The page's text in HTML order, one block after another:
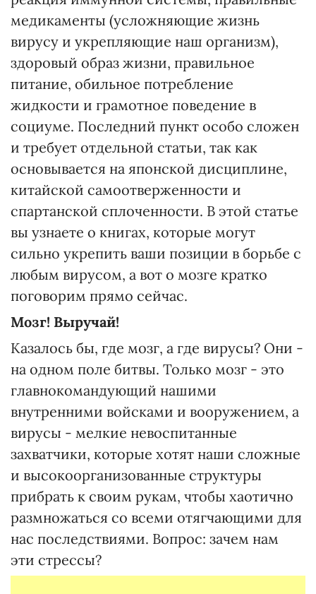
медикаменты (усложняющие жизнь
вирусу и укрепляющие наш организм),
здоровый образ жизни, правильное
питание, обильное потребление
жидкости и грамотное поведение в
социуме. Последний пункт особо сложен
и требует отдельной статьи, так как
основывается на японской дисциплине,
китайской самоотверженности и
спартанской сплоченности. В этой статье
вы узнаете о книгах, которые могут
сильно укрепить ваши позиции в борьбе с
любым вирусом, а вот о мозге кратко
поговорим прямо сейчас.
Мозг! Выручай!
Казалось бы, где мозг, а где вирусы? Они -
на одном поле битвы. Только мозг - это
главнокомандующий нашими
внутренними войсками и вооружением, а
вирусы - мелкие невоспитанные
захватчики, которые хотят наши сложные
и высокоорганизованные структуры
прибрать к своим рукам, чтобы хаотично
размножаться со всеми отягчающими для
нас последствиями. Вопрос: зачем нам
эти стрессы?